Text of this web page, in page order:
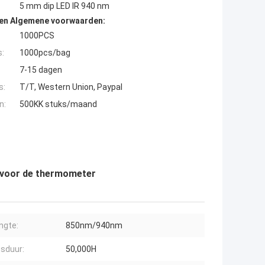
5 mm dip LED IR 940 nm
Algemene voorwaarden:
1000PCS
1000pcs/bag
7-15 dagen
T/T, Western Union, Paypal
500KK stuks/maand
voor de thermometer
850nm/940nm
50,000H